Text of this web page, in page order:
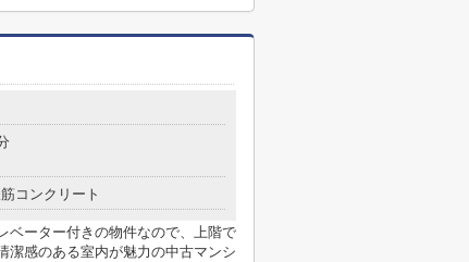
コンクリート
ベーター付きの物件なので、上階で
潔感のある室内が魅力の中古マンシ